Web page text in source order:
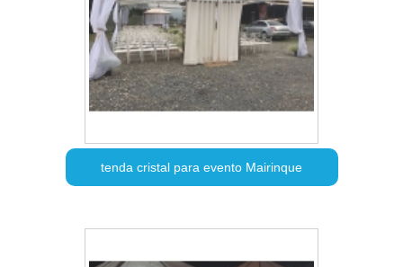
tenda cristal para evento Mairinque